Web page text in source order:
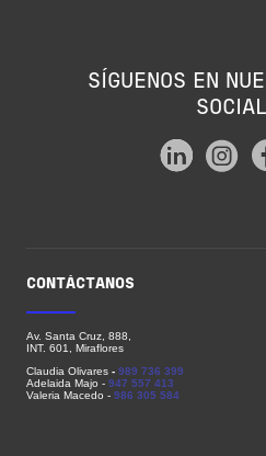
SÍGUENOS EN
CONTÁCTANOS
Av. Santa Cruz, 888,
INT. 601, Miraflores
Claudia Olivares - 989 736 399
Adelaida Majo - 947 557 413
Valeria Macedo - 986 305 584